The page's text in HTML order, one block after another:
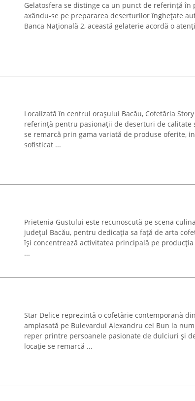
Gelatosfera se distinge ca un punct de referință în
axându-se pe prepararea deserturilor înghețate
Banca Națională 2, această gelaterie acordă o
Localizată în centrul orașului Bacău, Cofetăria
referință pentru pasionații de deserturi de calitate
se remarcă prin gama variată de produse oferite,
sofisticat ...
Prietenia Gustului este recunoscută pe scena
județul Bacău, pentru dedicația sa față de arta
își concentrează activitatea principală pe
...
Star Delice reprezintă o cofetărie contemporană
amplasată pe Bulevardul Alexandru cel Bun la
reper printre persoanele pasionate de dulciuri și
locație se remarcă ...